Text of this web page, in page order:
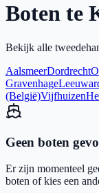
Boten te
Bekijk alle
AalsmeerDordrecht
Gravenhage
(België)Vijfhuizen
Geen boten
Er zijn momenteel
boten of kies een